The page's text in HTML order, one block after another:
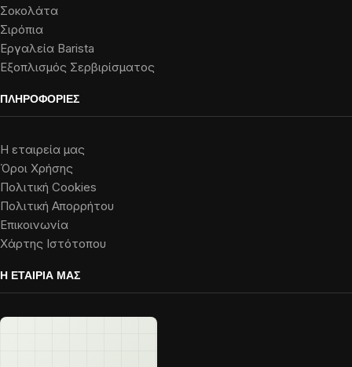
Σοκολάτα
Σιρόπια
Εργαλεία Barista
Εξοπλισμός Σερβιρίσματος
ΠΛΗΡΟΦΟΡΙΕΣ
Η εταιρεία μας
Όροι Χρήσης
Πολιτική Cookies
Πολιτική Απορρήτου
Επικοινωνία
Χάρτης Ιστότοπου
Η ΕΤΑΙΡΙΑ ΜΑΣ